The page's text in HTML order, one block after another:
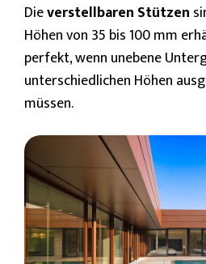
Dieverstellbaren Stützen
Höhen von 35 bis 100 mm
perfekt, wenn unebene
unterschiedlichen Höhen
müssen.